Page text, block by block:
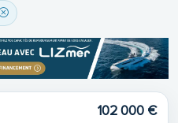
Place de port
102 000 €